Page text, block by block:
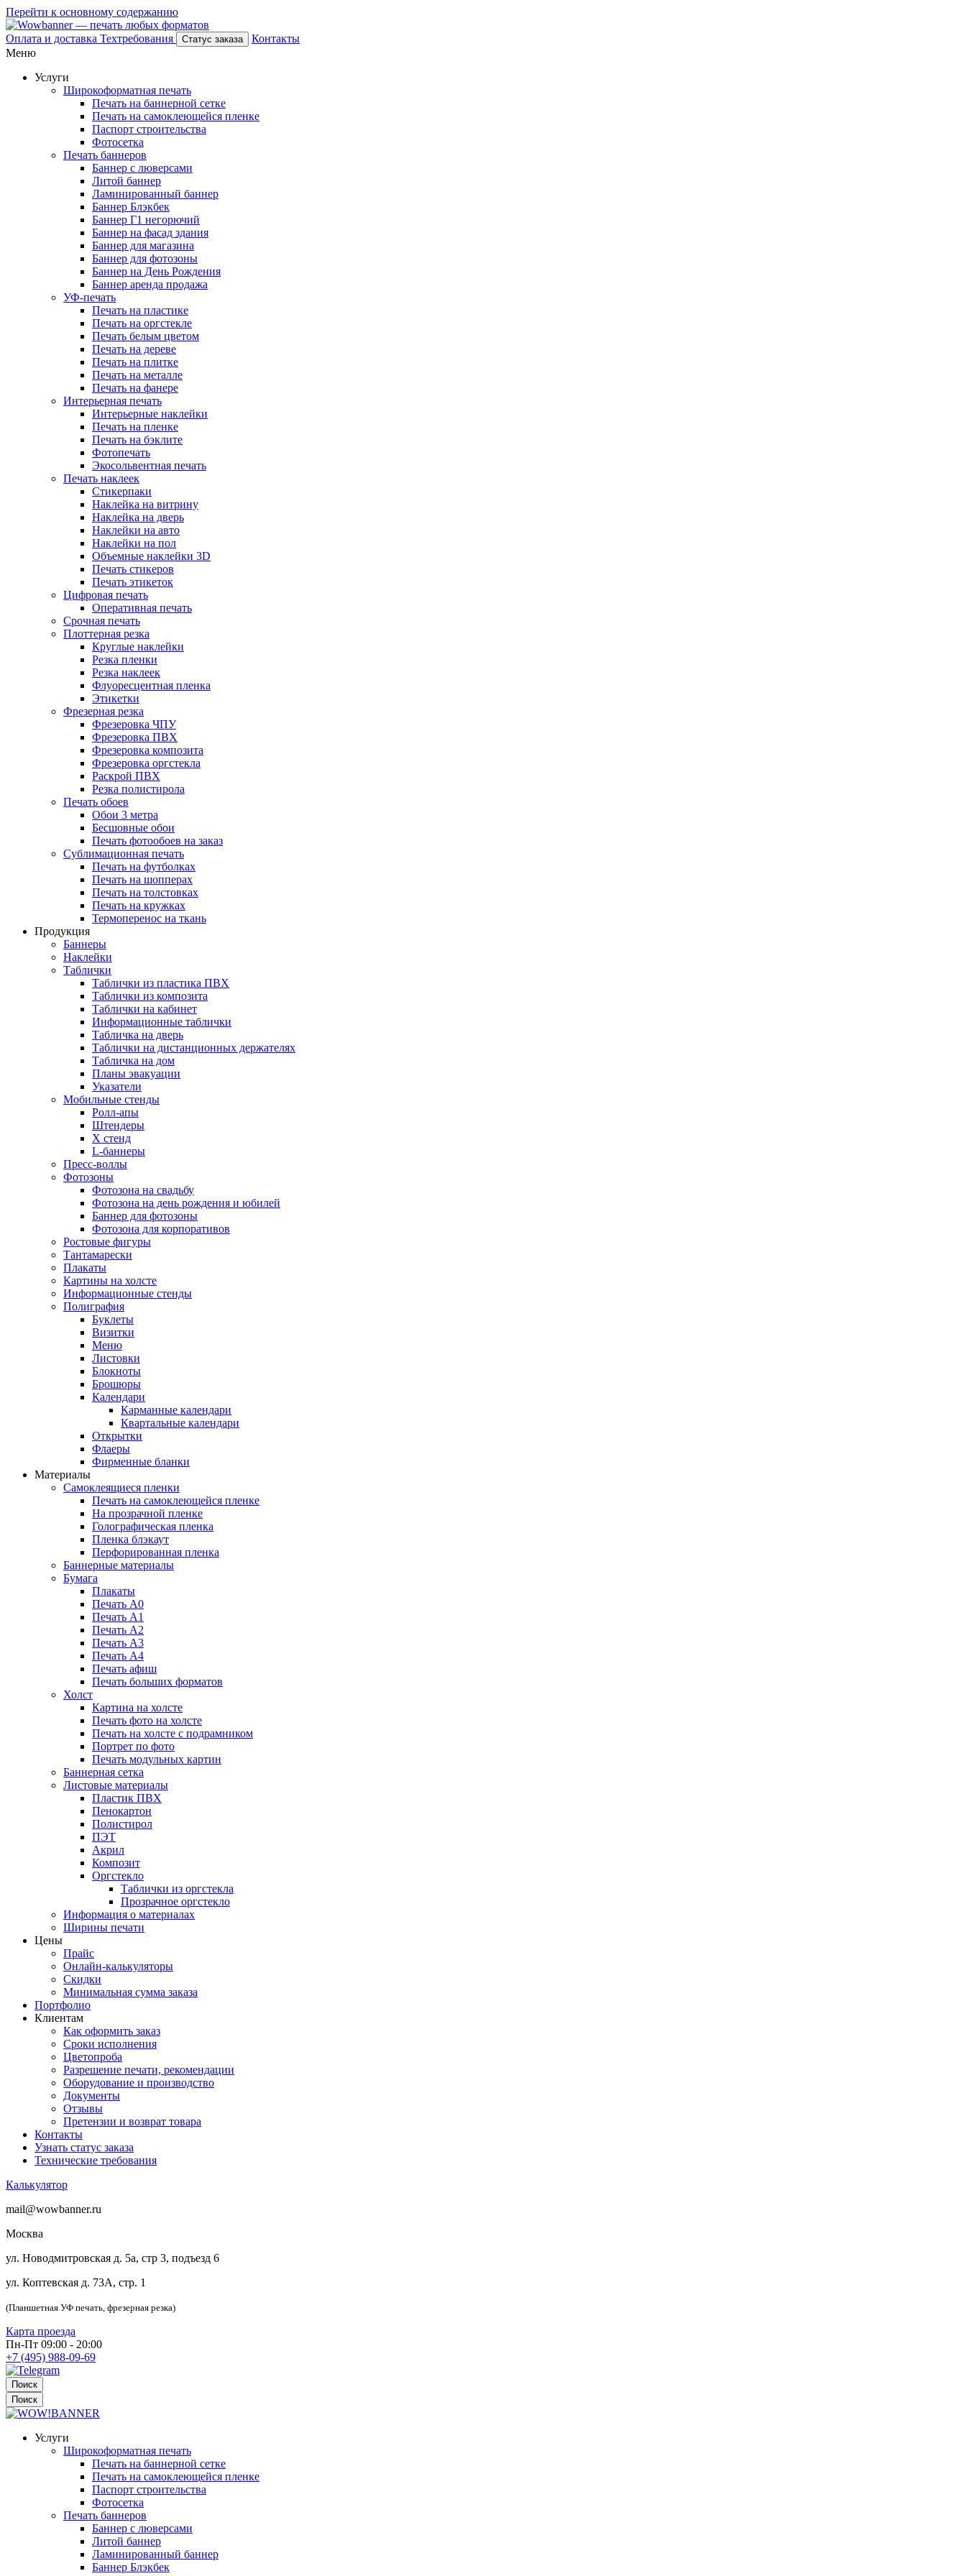
Перейти к основному содержанию
Оплата и доставка Техтребования Статус заказа
Контакты
Меню
Услуги
Широкоформатная печать
Печать на баннерной сетке
Печать на самоклеющейся пленке
Паспорт строительства
Фотосетка
Печать баннеров
Баннер с люверсами
Литой баннер
Ламинированный баннер
Баннер Блэкбек
Баннер Г1 негорючий
Баннер на фасад здания
Баннер для магазина
Баннер для фотозоны
Баннер на День Рождения
Баннер аренда продажа
УФ-печать
Печать на пластике
Печать на оргстекле
Печать белым цветом
Печать на дереве
Печать на плитке
Печать на металле
Печать на фанере
Интерьерная печать
Интерьерные наклейки
Печать на пленке
Печать на бэклите
Фотопечать
Экосольвентная печать
Печать наклеек
Стикерпаки
Наклейка на витрину
Наклейка на дверь
Наклейки на авто
Наклейки на пол
Объемные наклейки 3D
Печать стикеров
Печать этикеток
Цифровая печать
Оперативная печать
Срочная печать
Плоттерная резка
Круглые наклейки
Резка пленки
Резка наклеек
Флуоресцентная пленка
Этикетки
Фрезерная резка
Фрезеровка ЧПУ
Фрезеровка ПВХ
Фрезеровка композита
Фрезеровка оргстекла
Раскрой ПВХ
Резка полистирола
Печать обоев
Обои 3 метра
Бесшовные обои
Печать фотообоев на заказ
Сублимационная печать
Печать на футболках
Печать на шопперах
Печать на толстовках
Печать на кружках
Термоперенос на ткань
Продукция
Баннеры
Наклейки
Таблички
Таблички из пластика ПВХ
Таблички из композита
Таблички на кабинет
Информационные таблички
Табличка на дверь
Таблички на дистанционных держателях
Табличка на дом
Планы эвакуации
Указатели
Мобильные стенды
Ролл-апы
Штендеры
Х стенд
L-баннеры
Пресс-воллы
Фотозоны
Фотозона на свадьбу
Фотозона на день рождения и юбилей
Баннер для фотозоны
Фотозона для корпоративов
Ростовые фигуры
Тантамарески
Плакаты
Картины на холсте
Информационные стенды
Полиграфия
Буклеты
Визитки
Меню
Листовки
Блокноты
Брошюры
Календари
Карманные календари
Квартальные календари
Открытки
Флаеры
Фирменные бланки
Материалы
Самоклеящиеся пленки
Печать на самоклеющейся пленке
На прозрачной пленке
Голографическая пленка
Пленка блэкаут
Перфорированная пленка
Баннерные материалы
Бумага
Плакаты
Печать А0
Печать А1
Печать А2
Печать А3
Печать А4
Печать афиш
Печать больших форматов
Холст
Картина на холсте
Печать фото на холсте
Печать на холсте с подрамником
Портрет по фото
Печать модульных картин
Баннерная сетка
Листовые материалы
Пластик ПВХ
Пенокартон
Полистирол
ПЭТ
Акрил
Композит
Оргстекло
Таблички из оргстекла
Прозрачное оргстекло
Информация о материалах
Ширины печати
Цены
Прайс
Онлайн-калькуляторы
Скидки
Минимальная сумма заказа
Портфолио
Клиентам
Как оформить заказ
Сроки исполнения
Цветопроба
Разрешение печати, рекомендации
Оборудование и производство
Документы
Отзывы
Претензии и возврат товара
Контакты
Узнать статус заказа
Технические требования
Калькулятор
mail@wowbanner.ru
Москва
ул. Новодмитровская д. 5а, стр 3, подъезд 6
ул. Коптевская д. 73А, стр. 1
(Планшетная УФ печать, фрезерная резка)
Карта проезда
Пн-Пт 09:00 - 20:00
+7 (495) 988-09-69
Поиск
Поиск
Услуги
Широкоформатная печать
Печать на баннерной сетке
Печать на самоклеющейся пленке
Паспорт строительства
Фотосетка
Печать баннеров
Баннер с люверсами
Литой баннер
Ламинированный баннер
Баннер Блэкбек